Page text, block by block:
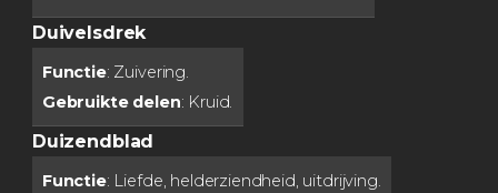
Duivelsdrek
Functie: Zuivering.
Gebruikte delen: Kruid.
Duizendblad
Functie: Liefde, helderziendheid, uitdrijving.